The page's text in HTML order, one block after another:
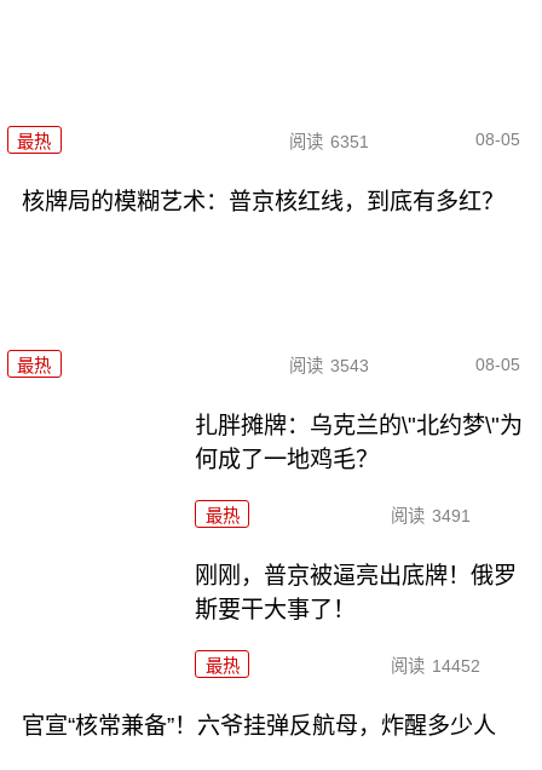
最热 阅读 6351 08-05
核牌局的模糊艺术：普京核红线，到底有多红？
最热 阅读 3543 08-05
扎胖摊牌：乌克兰的\"北约梦\"为
何成了一地鸡毛？
最热 阅读 3491
刚刚，普京被逼亮出底牌！俄罗
斯要干大事了！
最热 阅读 14452
官宣“核常兼备”！六爷挂弹反航母，炸醒多少人